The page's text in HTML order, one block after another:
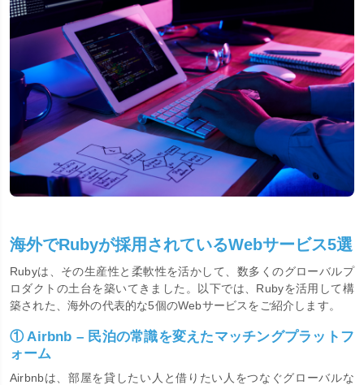
海外でRubyが採用されているWebサービス5選
Rubyは、その生産性と柔軟性を活かして、数多くのグローバルプ
ロダクトの土台を築いてきました。以下では、Rubyを活用して構
築された、海外の代表的な5個のWebサービスをご紹介します。
① Airbnb – 民泊の常識を変えたマッチングプラットフ
ォーム
Airbnbは、部屋を貸したい人と借りたい人をつなぐグローバルな